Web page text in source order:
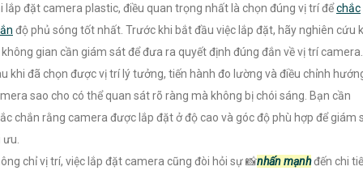
lắp đặt camera plastic, điều quan trọng nhất là chọn đúng vị trí đểchắc
độ phủ sóng tốt nhất. Trước khi bắt đầu việc lắp đặt, hãy nghiên cứu
không gian cần giám sát để đưa ra quyết định đúng đắn về vị trí camera.
khi đã chọn được vị trí lý tưởng, tiến hành đo lường và điều chỉnh
sao cho có thể quan sát rõ ràng mà không bị chói sáng. Bạn cần
chắn rằng camera được lắp đặt ở độ cao và góc độ phù hợp để giám
chỉ vị trí, việc lắp đặt camera cũng đòi hỏi sự 📸nhấn mạnhđến chi